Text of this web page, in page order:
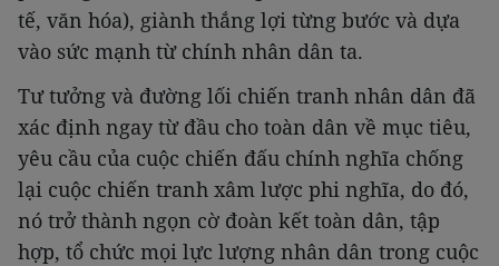
tế, văn hóa), giành thắng lợi từng bước và dựa
vào sức mạnh từ chính nhân dân ta.
Tư tưởng và đường lối chiến tranh nhân dân đã
xác định ngay từ đầu cho toàn dân về mục tiêu,
yêu cầu của cuộc chiến đấu chính nghĩa chống
lại cuộc chiến tranh xâm lược phi nghĩa, do đó,
nó trở thành ngọn cờ đoàn kết toàn dân, tập
hợp, tổ chức mọi lực lượng nhân dân trong cuộc